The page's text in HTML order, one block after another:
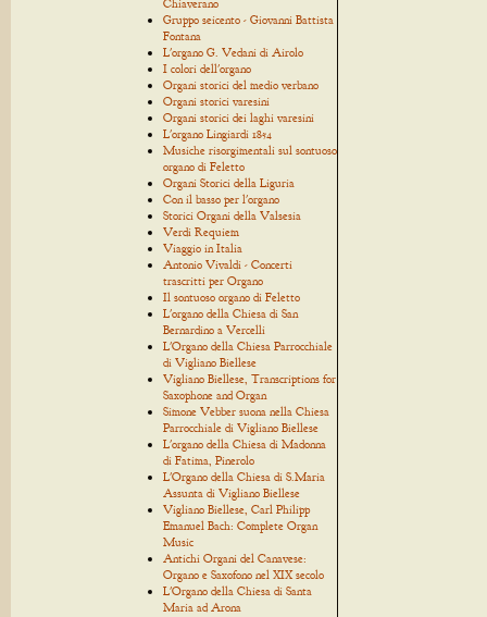
Chiaverano
Gruppo seicento - Giovanni Battista
Fontana
L'organo G. Vedani di Airolo
I colori dell'organo
Organi storici del medio verbano
Organi storici varesini
Organi storici dei laghi varesini
L'organo Lingiardi 1854
Musiche risorgimentali sul sontuoso
organo di Feletto
Organi Storici della Liguria
Con il basso per l'organo
Storici Organi della Valsesia
Verdi Requiem
Viaggio in Italia
Antonio Vivaldi - Concerti
trascritti per Organo
Il sontuoso organo di Feletto
L'organo della Chiesa di San
Bernardino a Vercelli
L'Organo della Chiesa Parrocchiale
di Vigliano Biellese
Vigliano Biellese, Transcriptions for
Saxophone and Organ
Simone Vebber suona nella Chiesa
Parrocchiale di Vigliano Biellese
L'organo della Chiesa di Madonna
di Fatima, Pinerolo
L'Organo della Chiesa di S.Maria
Assunta di Vigliano Biellese
Vigliano Biellese, Carl Philipp
Emanuel Bach: Complete Organ
Music
Antichi Organi del Canavese:
Organo e Saxofono nel XIX secolo
L'Organo della Chiesa di Santa
Maria ad Arona